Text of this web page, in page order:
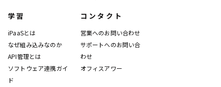
学習
iPaaSとは
なぜ組み込みなのか
API管理とは
ソフトウェア連携ガイ
ド
コンタクト
営業へのお問い合わせ
サポートへのお問い合
わせ
オフィスアワー